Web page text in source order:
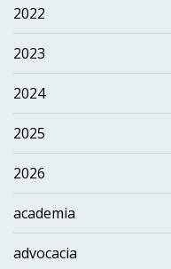
2022
2023
2024
2025
2026
academia
advocacia